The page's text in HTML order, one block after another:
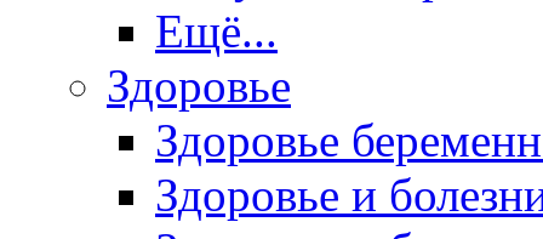
Ещё...
Здоровье
Здоровье
Здоровье и